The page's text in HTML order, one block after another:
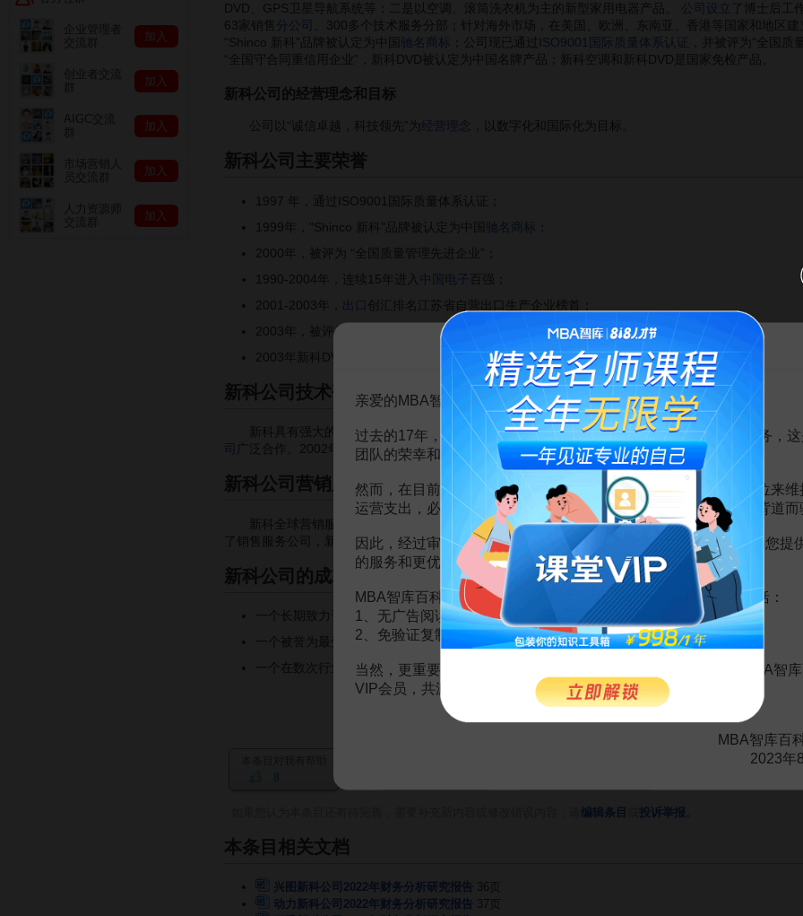
DVD、GPS卫星导航系统等；二是以空调、滚筒洗衣机为主的新型家用电器产品。 公司设立 了博士后工
63家销售 分公司
、300多个技术服务分部；针对海外市场，在美国、欧洲、东南亚、香港等国家和地区
“Shinco 新科”品牌被认定为中国 驰名商标 ；公司现已通过 ISO9001国际质量体系认证 ，并被评为“全国质
“全国守合同重信用企业”，新科DVD被认定为中国名牌产品；新科空调和新科DVD是国家免检产品。
新科公司的经营理念和目标
公司以“诚信卓越，科技领先”为 经营理念 ，以数字化和国际化为目标。
新科公司主要荣誉
1997 年，通过ISO9001国际质量体系认证；
1999年，"Shinco 新科"品牌被认定为中国 驰名商标
2000年，被评为 “全国质量管理先进企业”；
1990-2004年，连续15年进入 中国电子 百强；
2001-2003年， 出口
创汇排名江苏省自营出口生产企业榜首；
2003年，被评为“全国守合同重信用企业”。新科空调和新科DVD是国家免检产品；
2003年新科DVD被认定为中国名牌产品。
新科公司技术研发
新科具有强大的 技术研发和创新能力 。"超越号"数字实验室、香港技术中心、本部省级工程技术研
司 广泛合作。2002年12月，新科被国家人事部批准设立博士后工作站，为引进和积蓄高级专门人才、提
新科公司营销服务
新科全球营销服务网络已经初具规模。在国内大中型城市设立了63家销售分公司、300多个技术服务
了销售服务公司，新科DVD和新科空调畅销世界50多个国家和地区。
新科公司的成就
一个长期致力于 数码产品领域的民族企业；
一个被誉为最受消费者关注的国内品牌
一个在数次行业风暴中屹立不倒的知名品牌。
编辑条目 投诉举报
本条目相关文档
兴图新科公司2022年财务分析研究报告 36页
动力新科公司2022年财务分析研究报告 37页
加入
加入
加入
加入
加入
告MBA智库百科用户的一封信
亲爱的MBA智库百科用户：
过去的17年，百科频道一直以免费公益的形式为大家提供知识服务，这
团队的荣幸和骄傲。
然而，在目前越来越严峻的经营挑战下，单纯依靠不断增加广告位来维
运营支出，必然会越来越影响您的使用体验，这也与我们的初衷背道而
因此，经过审慎地考虑，我们决定推出VIP会员收费制度，以便为您提
的服务和更优质的内容。
MBA智库百科VIP会员（9.9元 / 年， 点击开通），您的权益将包括：
1、无广告阅读；
2、免验证复制。
当然，更重要的是长期以来您对百科频道的支持。诚邀您加入MBA智
VIP会员，共渡难关，共同见证彼此的成长和进步！
MBA智库百
2023年